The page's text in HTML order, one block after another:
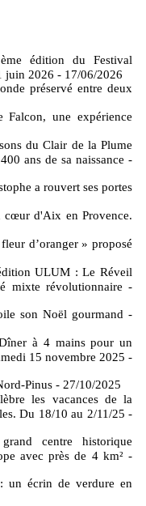
édition du Festival
juin 2026 - 17/06/2026
préservé entre deux
une expérience
du Clair de la Plume
ans de sa naissance -
a rouvert ses portes
d'Aix en Provence.
d’oranger » proposé
ULUM : Le Réveil
mixte révolutionnaire -
son Noël gourmand -
à 4 mains pour un
15 novembre 2025 -
Pinus - 27/10/2025
les vacances de la
Du 18/10 au 2/11/25 -
centre historique
avec près de 4 km² -
un écrin de verdure en